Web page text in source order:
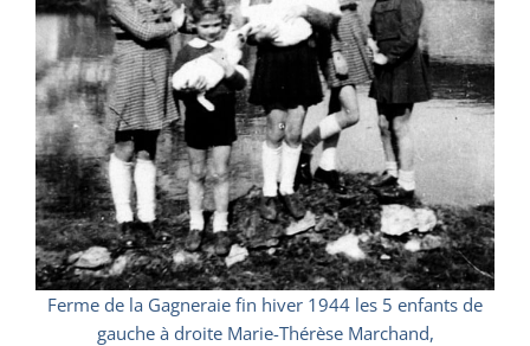
Ferme de la Gagneraie fin hiver 1944 les 5 enfants de
gauche à droite Marie-Thérèse Marchand,